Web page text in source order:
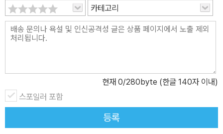
여준다. 특히 비서구인의 관점에서 화석 연료와 세계사의 관계를 조
망한 점, 아시아가 기후변화의 주인공이자 피해자이면서 방조자이기
도 하다고 밝힌 점 등에서 2부의 논의는 단연 두드러진다. 저자는 3부
만 소설도 정치도 개인의 도덕적 모험으로만 시계를 좁히면 커다란
대가를 치르게 된다고 지적한다. 기후변화의 규모는 더없이 방대하므
로 집단적 결정을 내리고 그를 행동화하지 않으면 개인의 선택은 거
의 무용지물이라는 것이다. 저자는 개별화한 상상의 세계에서 벗어나
카테고리
현재 0/280byte (한글 140자 이내)
스포일러 포함
등록